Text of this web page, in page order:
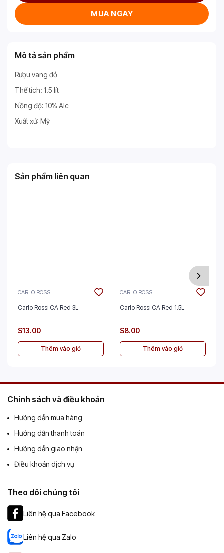
MUA NGAY
Mô tả sản phẩm
Rượu vang đỏ
Thể tích: 1.5 lít
Nồng độ: 10% Alc
Xuất xứ: Mỹ
Sản phẩm liên quan
CARLO ROSSI
Carlo Rossi CA Red 3L
$13.00
Thêm vào giỏ
CARLO ROSSI
Carlo Rossi CA Red 1.5L
$8.00
Thêm vào giỏ
Chính sách và điều khoản
Hướng dẫn mua hàng
Hướng dẫn thanh toán
Hướng dẫn giao nhận
Điều khoản dịch vụ
Theo dõi chúng tôi
Liên hệ qua Facebook
Liên hệ qua Zalo